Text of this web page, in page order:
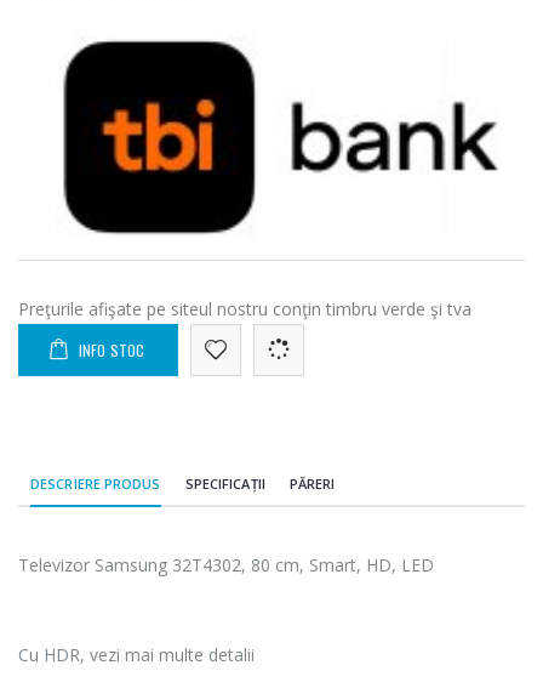
Preţurile afişate pe siteul nostru conţin timbru verde şi tva
INFO STOC
DESCRIERE PRODUS SPECIFICAȚII PĂRERI
Televizor Samsung 32T4302, 80 cm, Smart, HD, LED
Cu HDR, vezi mai multe detalii